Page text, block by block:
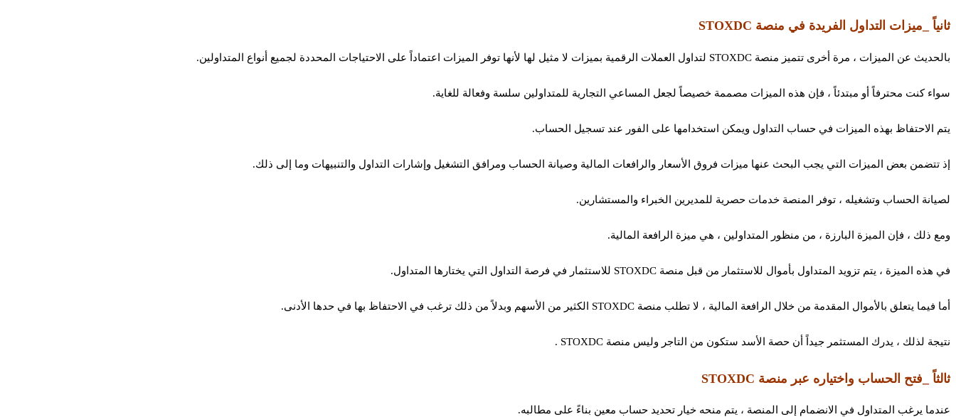
ثانياً _ميزات التداول الفريدة في منصة STOXDC
بالحديث عن الميزات ، مرة أخرى تتميز منصة STOXDC لتداول العملات الرقمية بميزات لا مثيل لها لأنها توفر الميزات اعتماداً على الاحتياجات المحددة لجميع أنواع المتداولين.
سواء كنت محترفاً أو مبتدئاً ، فإن هذه الميزات مصممة خصيصاً لجعل المساعي التجارية للمتداولين سلسة وفعالة للغاية.
يتم الاحتفاظ بهذه الميزات في حساب التداول ويمكن استخدامها على الفور عند تسجيل الحساب.
إذ تتضمن بعض الميزات التي يجب البحث عنها ميزات فروق الأسعار والرافعات المالية وصيانة الحساب ومرافق التشغيل وإشارات التداول والتنبيهات وما إلى ذلك.
لصيانة الحساب وتشغيله ، توفر المنصة خدمات حصرية للمديرين الخبراء والمستشارين.
ومع ذلك ، فإن الميزة البارزة ، من منظور المتداولين ، هي ميزة الرافعة المالية.
في هذه الميزة ، يتم تزويد المتداول بأموال للاستثمار من قبل منصة STOXDC للاستثمار في فرصة التداول التي يختارها المتداول.
أما فيما يتعلق بالأموال المقدمة من خلال الرافعة المالية ، لا تطلب منصة STOXDC الكثير من الأسهم وبدلاً من ذلك ترغب في الاحتفاظ بها في حدها الأدنى.
نتيجة لذلك ، يدرك المستثمر جيداً أن حصة الأسد ستكون من التاجر وليس منصة STOXDC .
ثالثاً _فتح الحساب واختياره عبر منصة STOXDC
عندما يرغب المتداول في الانضمام إلى المنصة ، يتم منحه خيار تحديد حساب معين بناءً على مطالبه.